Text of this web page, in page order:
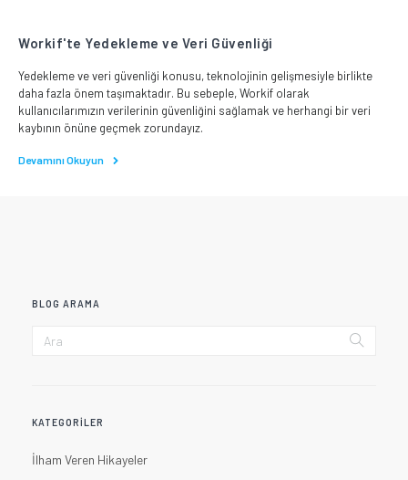
Workif'te Yedekleme ve Veri Güvenliği
Yedekleme ve veri güvenliği konusu, teknolojinin gelişmesiyle birlikte
daha fazla önem taşımaktadır. Bu sebeple, Workif olarak
kullanıcılarımızın verilerinin güvenliğini sağlamak ve herhangi bir veri
kaybının önüne geçmek zorundayız.
Devamını Okuyun
BLOG ARAMA
KATEGORILER
İlham Veren Hikayeler